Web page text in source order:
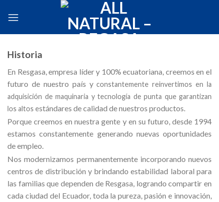
Historia
En Resgasa, empresa líder y 100% ecuatoriana, creemos en el
futuro de nuestro país yconstantemente reinvertimos en la
adquisición de maquinaria y tecnología de punta que garantizan
los altos estándares de calidad de nuestros productos.
Porque creemos en nuestra gente y en su futuro, desde 1994
estamos constantemente generando nuevas oportunidades
de empleo.
Nos modernizamos permanentemente incorporando nuevos
centros de distribución y brindando estabilidad laboral para
las familias que dependen de Resgasa, logrando compartir en
cada ciudad del Ecuador, toda la pureza, pasión e innovación,